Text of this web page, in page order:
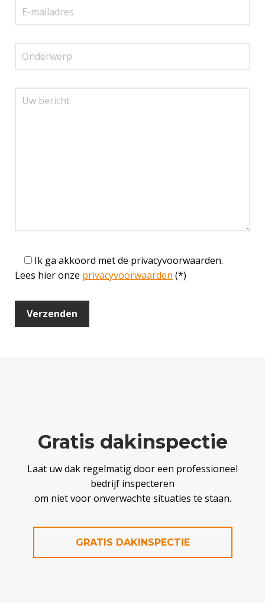
Ik ga akkoord met de privacyvoorwaarden.
Lees hier onze privacyvoorwaarden (*)
Gratis dakinspectie
Laat uw dak regelmatig door een professioneel
bedrijf inspecteren
om niet voor onverwachte situaties te staan.
GRATIS DAKINSPECTIE